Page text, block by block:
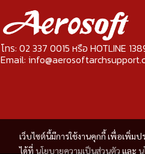
เว็บไซต์นี้มีการใช้งานคุกกี้ เพื่อเพิ่ม
ได้ที่ นโยบายความเป็นส่วนตัว และ
โทร: 02 337 0015 หรือ HOTLINE
Email: